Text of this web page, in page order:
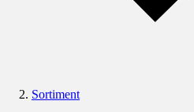
Sortiment